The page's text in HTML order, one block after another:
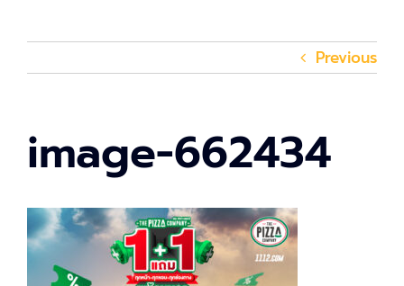
Previous
image-662434